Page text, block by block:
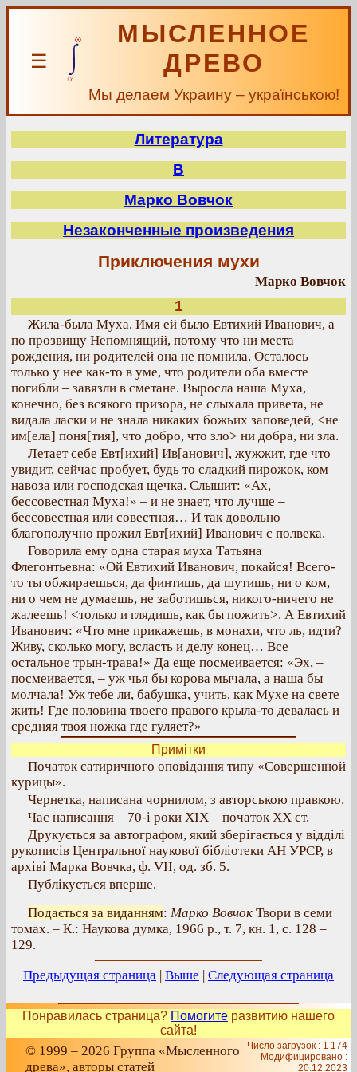
☰
МЫСЛЕННОЕ
ДРЕВО
Мы делаем Украину – українською!
Литература
В
Марко Вовчок
Незаконченные произведения
Приключения мухи
Марко Вовчок
1
Жила-была Муха. Имя ей было Евтихий Иванович, а
по прозвищу Непомнящий, потому что ни места
рождения, ни родителей она не помнила. Осталось
только у нее как-то в уме, что родители оба вместе
погибли – завязли в сметане. Выросла наша Муха,
конечно, без всякого призора, не слыхала привета, не
видала ласки и не знала никаких божьих заповедей, <не
им[ела] поня[тия], что добро, что зло> ни добра, ни зла.
Летает себе Евт[ихий] Ив[анович], жужжит, где что
увидит, сейчас пробует, будь то сладкий пирожок, ком
навоза или господская щечка. Слышит: «Ах,
бессовестная Муха!» – и не знает, что лучше –
бессовестная или совестная… И так довольно
благополучно прожил Евт[ихий] Иванович с полвека.
Говорила ему одна старая муха Татьяна
Флегонтьевна: «Ой Евтихий Иванович, покайся! Всего-
то ты обжираешься, да финтишь, да шутишь, ни о ком,
ни о чем не думаешь, не заботишься, никого-ничего не
жалеешь! <только и глядишь, как бы пожить>. А Евтихий
Иванович: «Что мне прикажешь, в монахи, что ль, идти?
Живу, сколько могу, всласть и делу конец… Все
остальное трын-трава!» Да еще посмеивается: «Эх, –
посмеивается, – уж чья бы корова мычала, а наша бы
молчала! Уж тебе ли, бабушка, учить, как Мухе на свете
жить! Где половина твоего правого крыла-то девалась и
средняя твоя ножка где гуляет?»
Примітки
Початок сатиричного оповідання типу «Совершенной
курицы».
Чернетка, написана чорнилом, з авторською правкою.
Час написання – 70-і роки XIX – початок XX ст.
Друкується за автографом, який зберігається у відділі
рукописів Центральної наукової бібліотеки АН УРСР, в
архіві Марка Вовчка, ф. VII, од. зб. 5.
Публікується вперше.
Подається за виданням: Марко Вовчок Твори в семи
томах. – К.: Наукова думка, 1966 р., т. 7, кн. 1, с. 128 –
129.
Предыдущая страница | Выше | Следующая страница
Понравилась страница? Помогите развитию нашего
сайта!
© 1999 – 2026 Группа «Мысленного
древа», авторы статей
Число загрузок : 1 174
Модифицировано :
20.12.2023